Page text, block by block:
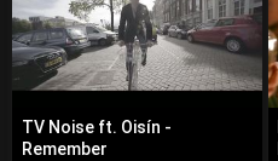
TV Noise ft. Oisín -
Remember